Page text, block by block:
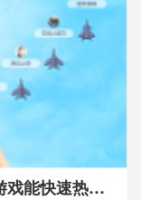
国庆中秋节活动开场前，有什么游戏能快速热场？_思讯互动